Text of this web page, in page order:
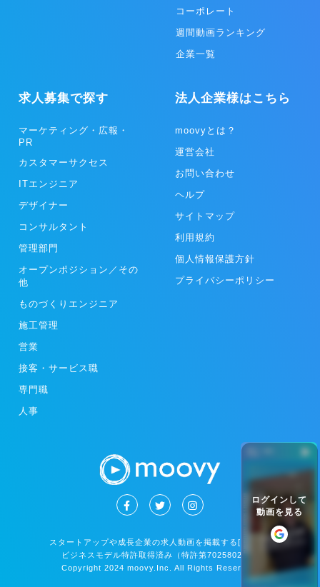
ログインして
動画を見る
コーポレート
週間動画ランキング
企業一覧
求人募集で探す
マーケティング・広報・
PR
カスタマーサクセス
ITエンジニア
デザイナー
コンサルタント
管理部門
オープンポジション／その
他
ものづくりエンジニア
施工管理
営業
接客・サービス職
専門職
人事
法人企業様はこちら
moovyとは？
運営会社
お問い合わせ
ヘルプ
サイトマップ
利用規約
個人情報保護方針
プライバシーポリシー
スタートアップや成長企業の求人動画を掲載する[moovy]
ビジネスモデル特許取得済み（特許第7025802号）
Copyright 2024 moovy.Inc. All Rights Reserved.